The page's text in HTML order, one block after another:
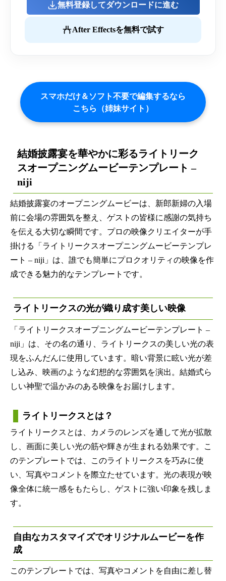
無料登録してダウンロードに進む
After Effectsを無料で試す
スマホだけ＆ソフト不要で編集するなら
こちら（姉妹サイト）
結婚披露宴を華やかに彩るライトリーク
スオープニングムービーテンプレート –
niji
結婚披露宴のオープニングムービーは、新郎新婦の入場
前に会場の雰囲気を整え、ゲストの皆様に感謝の気持ち
を伝える大切な瞬間です。プロの映像クリエイターが手
掛ける「ライトリークスオープニングムービーテンプレ
ート – niji」は、誰でも簡単にプロクオリティの映像を作
成できる魅力的なテンプレートです。
ライトリークスの光が織り成す美しい映像
「ライトリークスオープニングムービーテンプレート –
niji」は、その名の通り、ライトリークスの美しい光の表
現をふんだんに使用しています。暗い背景に眩い光が差
し込み、映画のような幻想的な雰囲気を演出。結婚式ら
しい神聖で温かみのある映像をお届けします。
ライトリークスとは？
ライトリークスとは、カメラのレンズを通して光が拡散
し、画面に美しい光の筋や輝きが生まれる効果です。こ
のテンプレートでは、このライトリークスを巧みに使
い、写真やコメントを際立たせています。光の表現が映
像全体に統一感をもたらし、ゲストに強い印象を残しま
す。
自由なカスタマイズでオリジナルムービーを作
成
このテンプレートでは、写真やコメントを自由に差し替